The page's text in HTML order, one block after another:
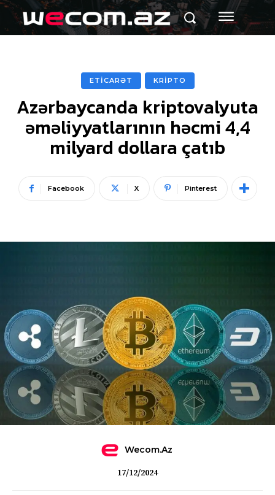
ETİCARƏT KRİPTO
Azərbaycanda kriptovalyuta
əməliyyatlarının həcmi 4,4
milyard dollara çatıb
Facebook X Pinterest
Wecom.az
17/12/2024